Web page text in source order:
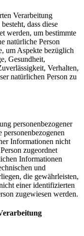
Verarbeitung
dass diese
werden, um bestimmte
natürliche Person
um Aspekte bezüglich
Gesundheit,
Verhalten,
natürlichen Person zu
personenbezogener
Informationen nicht
zugeordnet
Informationen
und
die gewährleisten,
einer identifizierten
zugewiesen werden.